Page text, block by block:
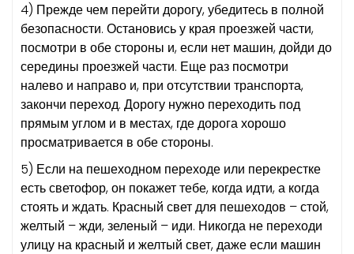
4) Прежде чем перейти дорогу, убедитесь в полной
безопасности. Остановись у края проезжей части,
посмотри в обе стороны и, если нет машин, дойди до
середины проезжей части. Еще раз посмотри
налево и направо и, при отсутствии транспорта,
закончи переход. Дорогу нужно переходить под
прямым углом и в местах, где дорога хорошо
просматривается в обе стороны.
5) Если на пешеходном переходе или перекрестке
есть светофор, он покажет тебе, когда идти, а когда
стоять и ждать. Красный свет для пешеходов – стой,
желтый – жди, зеленый – иди. Никогда не переходи
улицу на красный и желтый свет, даже если машин